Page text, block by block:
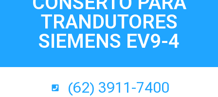
TRANDUTORES
SIEMENS EV9-4
(62) 3911-7400